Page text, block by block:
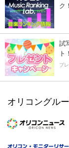
ク！
試
ト！
プ
オリコングル